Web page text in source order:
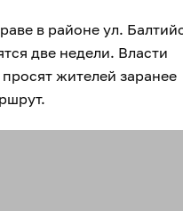
в районе ул.
две недели. Власти
жителей заранее